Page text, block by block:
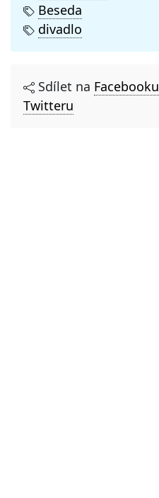
Beseda
divadlo
Sdílet na Facebooku
Twitteru